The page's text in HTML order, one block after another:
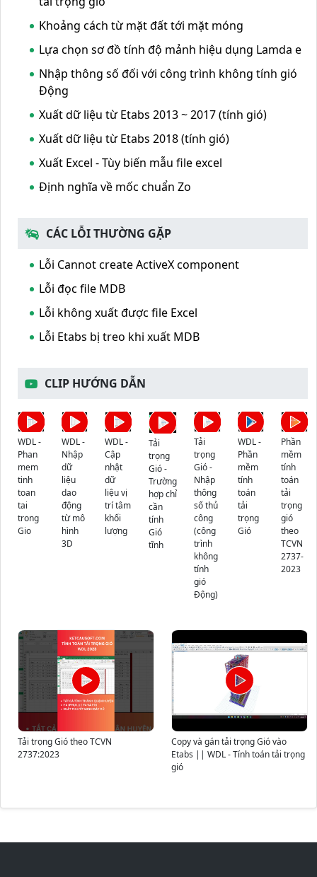
Khoảng cách từ mặt đất tới mặt móng
Lựa chọn sơ đồ tính độ mảnh hiệu dụng Lamda e
Nhập thông số đối với công trình không tính gió
Động
Xuất dữ liệu từ Etabs 2013 ~ 2017 (tính gió)
Xuất dữ liệu từ Etabs 2018 (tính gió)
Xuất Excel - Tùy biến mẫu file excel
Định nghĩa về mốc chuẩn Zo
CÁC LỖI THƯỜNG GẶP
Lỗi Cannot create ActiveX component
Lỗi đọc file MDB
Lỗi không xuất được file Excel
Lỗi Etabs bị treo khi xuất MDB
CLIP HƯỚNG DẪN
WDL -
Phan
mem
tinh
toan
tai
trong
Gio
WDL -
Nhập
dữ
liệu
dao
động
từ mô
hình
3D
WDL -
Cập
nhật
dữ
liệu vị
trí tâm
khối
lượng
Tải
trọng
Gió -
Trường
hợp chỉ
cần
tính
Gió
tĩnh
Tải
trọng
Gió -
Nhập
thông
số thủ
công
(công
trình
không
tính
gió
Động)
WDL -
Phần
mềm
tính
toán
tải
trọng
Gió
Phần
mềm
tính
toán
tải
trọng
gió
theo
TCVN
2737-
2023
Tải trọng Gió theo TCVN
2737:2023
Copy và gán tải trọng Gió vào
Etabs || WDL - Tính toán tải trọng
gió